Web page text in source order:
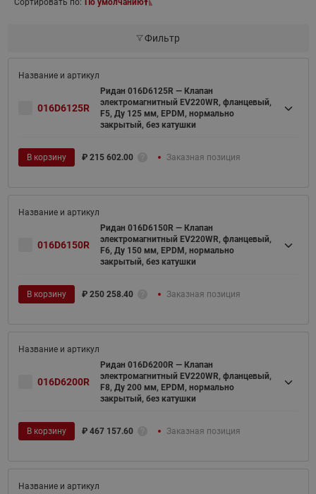
Сортировать по: По умолчанию
Фильтр
016D6125R
Ридан 016D6125R — Клапан
электромагнитный EV220WR, фланцевый,
F5, Ду 125 мм, EPDM, нормально
закрытый, без катушки
В корзину ₽ 215 602.00 Заказная позиция
016D6150R
Ридан 016D6150R — Клапан
электромагнитный EV220WR, фланцевый,
F6, Ду 150 мм, EPDM, нормально
закрытый, без катушки
В корзину ₽ 250 258.40 Заказная позиция
016D6200R
Ридан 016D6200R — Клапан
электромагнитный EV220WR, фланцевый,
F8, Ду 200 мм, EPDM, нормально
закрытый, без катушки
В корзину ₽ 467 157.60 Заказная позиция